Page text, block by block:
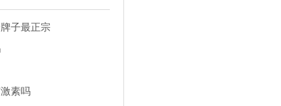
子最正宗
素吗